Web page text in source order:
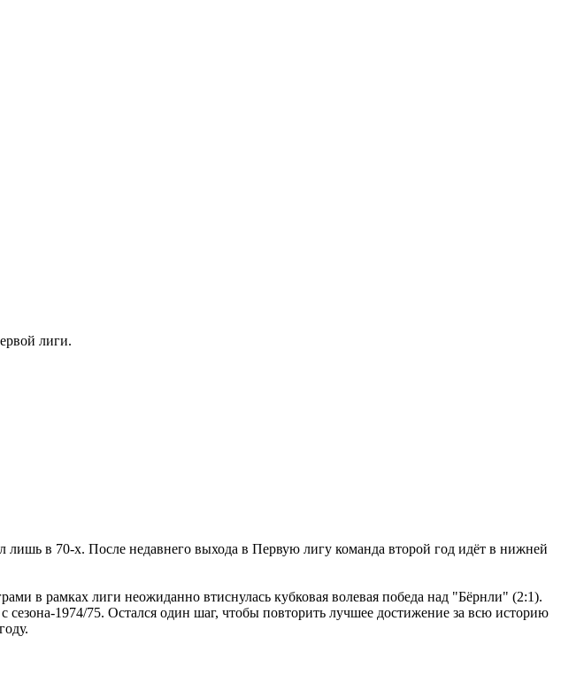
лиги.
в 70-х. После недавнего выхода в Первую лигу команда второй год идёт в нижней
в рамках лиги неожиданно втиснулась кубковая волевая победа над "Бёрнли" (2:1).
1974/75. Остался один шаг, чтобы повторить лучшее достижение за всю историю